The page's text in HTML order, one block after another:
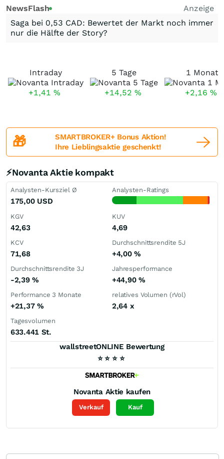
NewsFlash
Anzeige
Saga bei 0,53 CAD: Bewertet der Markt noch immer
nur die Hälfte der Story?
Intraday
+1,41 %
5 Tage
+14,52 %
1 Monat
+2,16 %
🎁
SMARTBROKER+ Bonus Aktion!
Ihre Lieblingsaktie geschenkt!
⚡Novanta Aktie kompakt
Analysten-Kursziel Ø
175,00 USD
Analysten-Ratings
KGV
42,63
KUV
4,69
KCV
71,68
Durchschnittsrendite 5J
+4,00%
Durchschnittsrendite 3J
-2,39%
Jahresperformance
+44,90 %
Performance 3 Monate
+21,37 %
relatives Volumen (rVol)
2,64 x
Tagesvolumen
633.441 St.
wallstreetONLINE Bewertung
⭐ ⭐ ⭐ ⭐
Novanta Aktie kaufen
Verkauf Kauf